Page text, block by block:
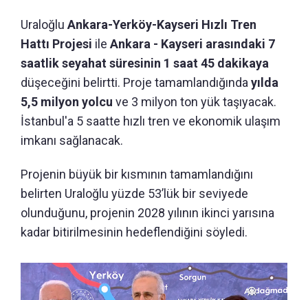
Uraloğlu Ankara-Yerköy-Kayseri Hızlı Tren
Hattı Projesi ile Ankara - Kayseri arasındaki 7
saatlik seyahat süresinin 1 saat 45 dakikaya
düşeceğini belirtti. Proje tamamlandığındayılda
5,5 milyon yolcu ve 3 milyon ton yük taşıyacak.
İstanbul'a 5 saatte hızlı tren ve ekonomik ulaşım
imkanı sağlanacak.
Projenin büyük bir kısmının tamamlandığını
belirten Uraloğlu yüzde 53’lük bir seviyede
olunduğunu, projenin 2028 yılının ikinci yarısına
kadar bitirilmesinin hedeflendiğini söyledi.